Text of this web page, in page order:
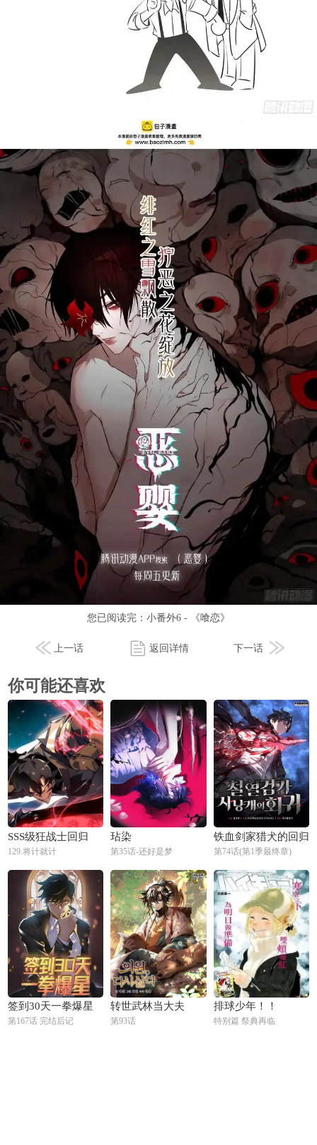
您已阅读完： 小番外6 - 《喰恋》
上一话 返回详情 下一话
你可能还喜欢
SSS级狂战士回归
129.将计就计
玷染
第35话-还好是梦
铁血剑家猎犬的回归
第74话(第1季最终章)
签到30天一拳爆星
第167话 完结后记
转世武林当大夫
第93话
排球少年！！
特别篇 祭典再临